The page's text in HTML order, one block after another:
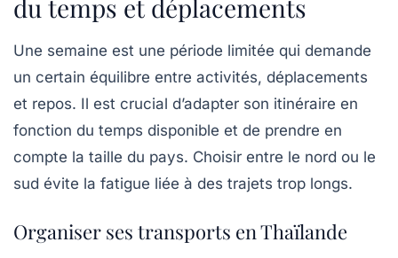
du temps et déplacements
Une semaine est une période limitée qui demande
un certain équilibre entre activités, déplacements
et repos. Il est crucial d’adapter son itinéraire en
fonction du temps disponible et de prendre en
compte la taille du pays. Choisir entre le nord ou le
sud évite la fatigue liée à des trajets trop longs.
Organiser ses transports en Thaïlande